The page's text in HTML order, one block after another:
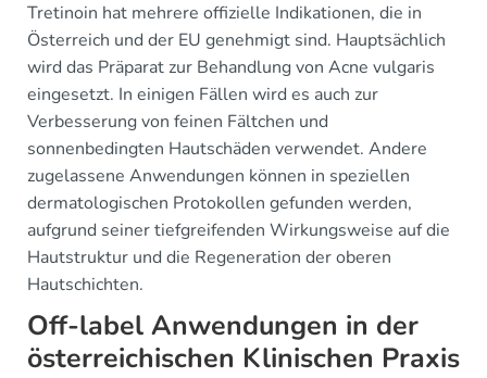
Tretinoin hat mehrere offizielle Indikationen, die in
Österreich und der EU genehmigt sind. Hauptsächlich
wird das Präparat zur Behandlung von Acne vulgaris
eingesetzt. In einigen Fällen wird es auch zur
Verbesserung von feinen Fältchen und
sonnenbedingten Hautschäden verwendet. Andere
zugelassene Anwendungen können in speziellen
dermatologischen Protokollen gefunden werden,
aufgrund seiner tiefgreifenden Wirkungsweise auf die
Hautstruktur und die Regeneration der oberen
Hautschichten.
Off-label Anwendungen in der
österreichischen Klinischen Praxis